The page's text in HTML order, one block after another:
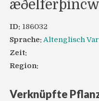
ID: 186032
Sprache: Altenglisch
Zeit:
Region:
Verknüpfte